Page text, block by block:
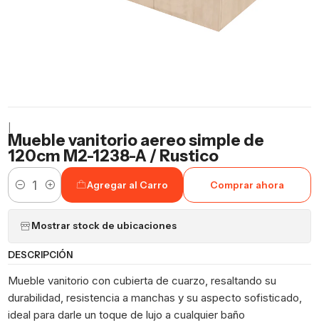
Mueble vanitorio aereo simple de
120cm M2-1238-A / Rustico
Cantidad
Agregar al Carro Comprar ahora
Mostrar stock de ubicaciones
DESCRIPCIÓN
Mueble vanitorio con cubierta de cuarzo, resaltando su
durabilidad, resistencia a manchas y su aspecto sofisticado,
ideal para darle un toque de lujo a cualquier baño